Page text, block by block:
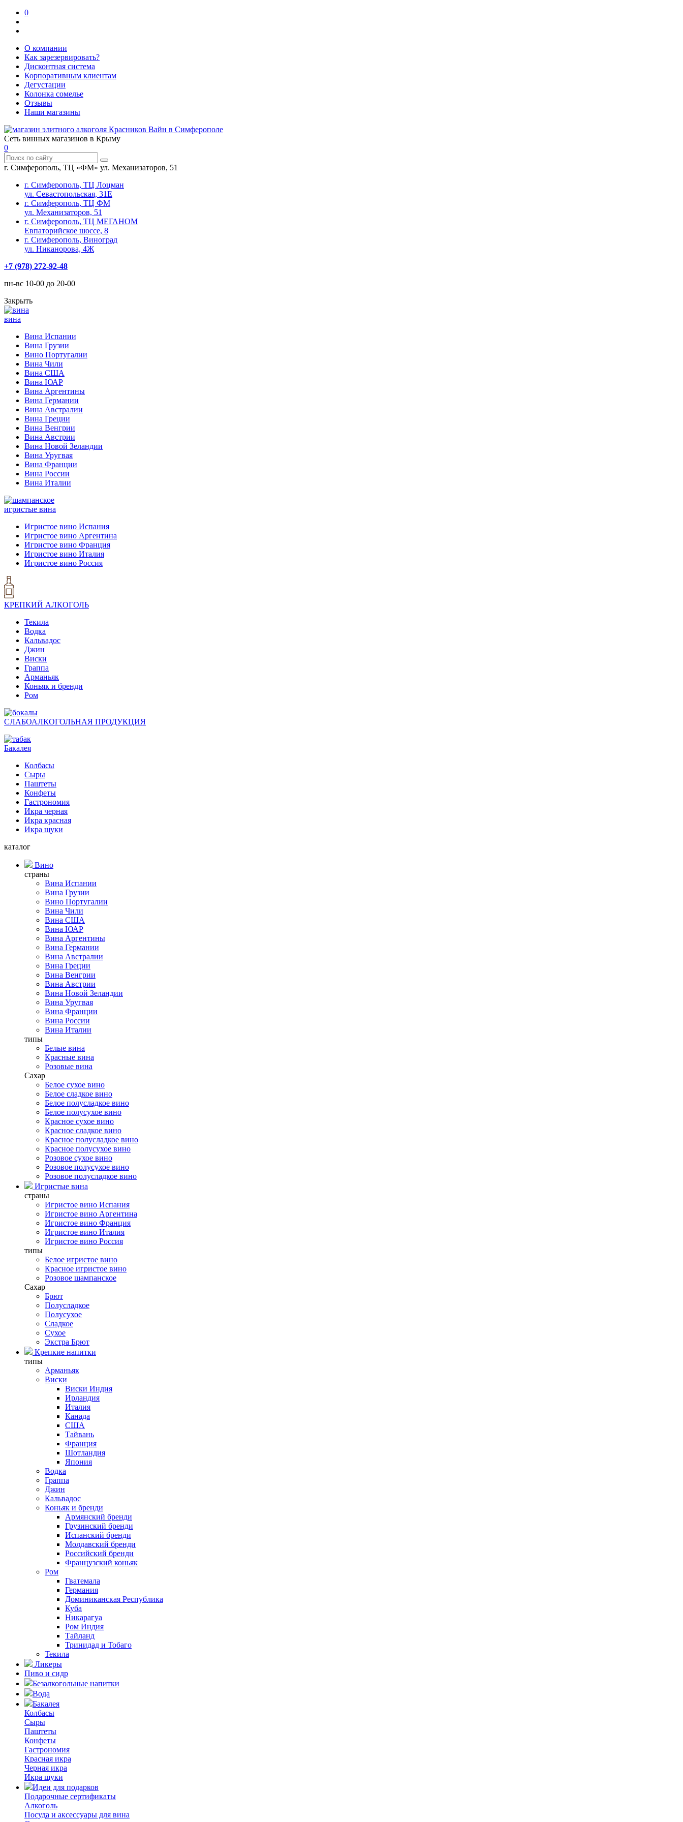
0
О компании
Как зарезервировать?
Дисконтная система
Корпоративным клиентам
Дегустации
Колонка сомелье
Отзывы
Наши магазины
Сеть винных магазинов в Крыму
0
г. Симферополь, ТЦ «ФМ» ул. Механизаторов, 51
г. Симферополь, ТЦ Лоцман
ул. Севастопольская, 31Е
г. Симферополь, ТЦ ФМ
ул. Механизаторов, 51
г. Симферополь, ТЦ МЕГАНОМ
Евпаторийское шоссе, 8
г. Симферополь, Виноград
ул. Никанорова, 4Ж
+7 (978) 272-92-48
пн-вс 10-00 до 20-00
Закрыть
вина
Вина Испании
Вина Грузии
Вино Португалии
Вина Чили
Вина США
Вина ЮАР
Вина Аргентины
Вина Германии
Вина Австралии
Вина Греции
Вина Венгрии
Вина Австрии
Вина Новой Зеландии
Вина Уругвая
Вина Франции
Вина России
Вина Италии
игристые вина
Игристое вино Испания
Игристое вино Аргентина
Игристое вино Франция
Игристое вино Италия
Игристое вино Россия
КРЕПКИЙ АЛКОГОЛЬ
Текила
Водка
Кальвадос
Джин
Виски
Граппа
Арманьяк
Коньяк и бренди
Ром
СЛАБОАЛКОГОЛЬНАЯ ПРОДУКЦИЯ
Бакалея
Колбасы
Сыры
Паштеты
Конфеты
Гастрономия
Икра черная
Икра красная
Икра щуки
каталог
Вино
страны
Вина Испании
Вина Грузии
Вино Португалии
Вина Чили
Вина США
Вина ЮАР
Вина Аргентины
Вина Германии
Вина Австралии
Вина Греции
Вина Венгрии
Вина Австрии
Вина Новой Зеландии
Вина Уругвая
Вина Франции
Вина России
Вина Италии
типы
Белые вина
Красные вина
Розовые вина
Сахар
Белое сухое вино
Белое сладкое вино
Белое полусладкое вино
Белое полусухое вино
Красное сухое вино
Красное сладкое вино
Красное полусладкое вино
Красное полусухое вино
Розовое сухое вино
Розовое полусухое вино
Розовое полусладкое вино
Игристые вина
страны
Игристое вино Испания
Игристое вино Аргентина
Игристое вино Франция
Игристое вино Италия
Игристое вино Россия
типы
Белое игристое вино
Красное игристое вино
Розовое шампанское
Сахар
Брют
Полусладкое
Полусухое
Сладкое
Сухое
Экстра Брют
Крепкие напитки
типы
Арманьяк
Виски
Виски Индия
Ирландия
Италия
Канада
США
Тайвань
Франция
Шотландия
Япония
Водка
Граппа
Джин
Кальвадос
Коньяк и бренди
Армянский бренди
Грузинский бренди
Испанский бренди
Молдавский бренди
Российский бренди
Французский коньяк
Ром
Гватемала
Германия
Доминиканская Республика
Куба
Никарагуа
Ром Индия
Тайланд
Тринидад и Тобаго
Текила
Ликеры
Пиво и сидр
Безалкогольные напитки
Вода
Бакалея
Колбасы
Сыры
Паштеты
Конфеты
Гастрономия
Красная икра
Черная икра
Икра щуки
Идеи для подарков
Подарочные сертификаты
Алкоголь
Посуда и аксессуары для вина